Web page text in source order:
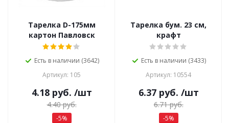
Тарелка D-175мм
картон Павловск
Есть в наличии (3642)
Артикул: 105
4.18руб. /шт
4.40руб.
-5%
Тарелка бум. 23 см,
крафт
Есть в наличии (3433)
Артикул: 10554
6.37руб. /шт
6.71руб.
-5%